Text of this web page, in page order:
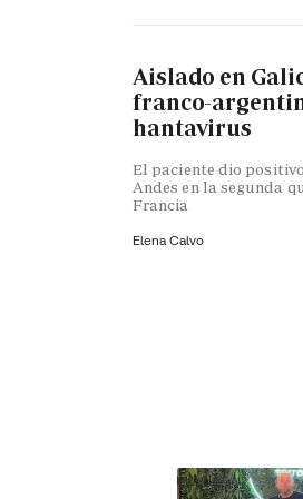
Aislado en
franco-
hantavirus
El paciente dio
Andes en la segunda
Francia
Elena Calvo